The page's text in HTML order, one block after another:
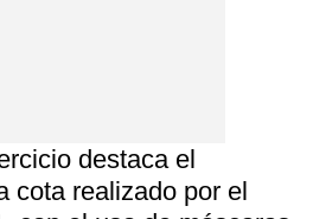
destaca el
cota realizado por el